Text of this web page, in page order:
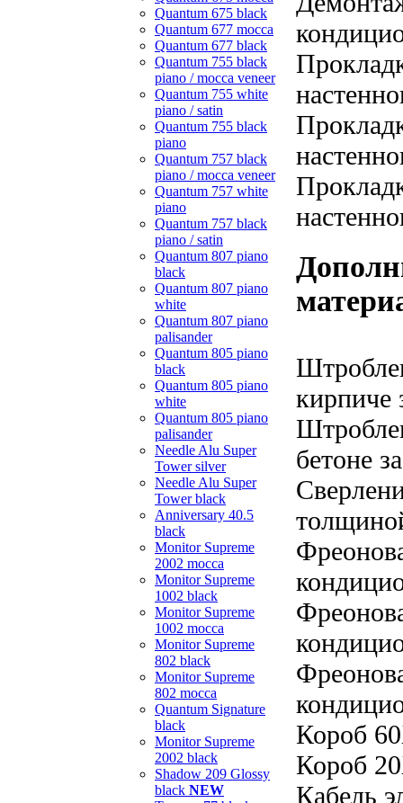
Quantum 675 black
Quantum 677 mocca
Quantum 677 black
Quantum 755 black
piano / mocca veneer
Quantum 755 white
piano / satin
Quantum 755 black
piano
Quantum 757 black
piano / mocca veneer
Quantum 757 white
piano
Quantum 757 black
piano / satin
Quantum 807 piano
black
Quantum 807 piano
white
Quantum 807 piano
palisander
Quantum 805 piano
black
Quantum 805 piano
white
Quantum 805 piano
palisander
Needle Alu Super
Tower silver
Needle Alu Super
Tower black
Anniversary 40.5
black
Monitor Supreme
2002 mocca
Monitor Supreme
1002 black
Monitor Supreme
1002 mocca
Monitor Supreme
802 black
Monitor Supreme
802 mocca
Quantum Signature
black
Monitor Supreme
2002 black
Shadow 209 Glossy
black NEW
кирпиче
бетоне
Короб
Короб
Кабель